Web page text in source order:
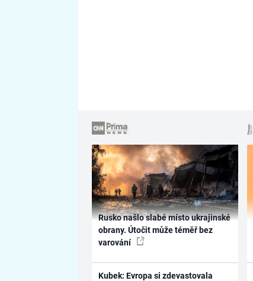
Rusko našlo slabé místo ukrajinské
obrany. Útočit může téměř bez
varování
Kubek: Evropa si zdevastovala